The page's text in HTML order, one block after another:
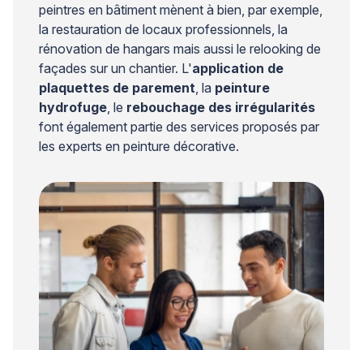
peintres en bâtiment mènent à bien, par exemple,
la restauration de locaux professionnels, la
rénovation de hangars mais aussi le relooking de
façades sur un chantier. L'application de
plaquettes de parement , la peinture
hydrofuge , le rebouchage des irrégularités
font également partie des services proposés par
les experts en peinture décorative.